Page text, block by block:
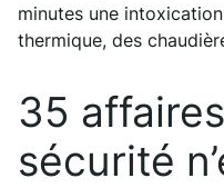
minutes une
thermique, des
35
sécurité